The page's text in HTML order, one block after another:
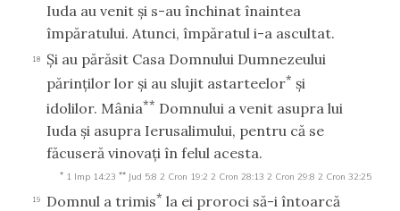
Iuda au venit şi s-au închinat înaintea
împăratului. Atunci, împăratul i-a ascultat.
18
Şi au părăsit Casa Domnului Dumnezeului
părinţilor lor şi au slujit astarteelor* şi
idolilor. Mânia** Domnului a venit asupra lui
Iuda şi asupra Ierusalimului, pentru că se
făcuseră vinovaţi în felul acesta.
* 1 Imp 14:23 ** Jud 5:8 2 Cron 19:2 2 Cron 28:13 2 Cron 29:8 2 Cron 32:25
19 Domnul a trimis* la ei proroci să-i întoarcă